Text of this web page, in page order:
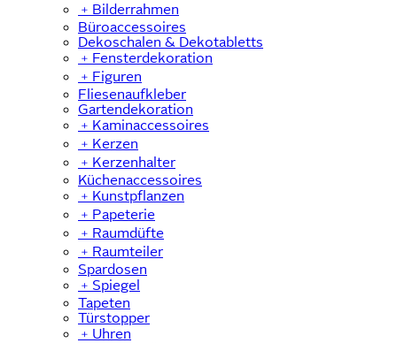
﹢ Bilderrahmen
Büroaccessoires
Dekoschalen & Dekotabletts
﹢ Fensterdekoration
﹢ Figuren
Fliesenaufkleber
Gartendekoration
﹢ Kaminaccessoires
﹢ Kerzen
﹢ Kerzenhalter
Küchenaccessoires
﹢ Kunstpflanzen
﹢ Papeterie
﹢ Raumdüfte
﹢ Raumteiler
Spardosen
﹢ Spiegel
Tapeten
Türstopper
﹢ Uhren